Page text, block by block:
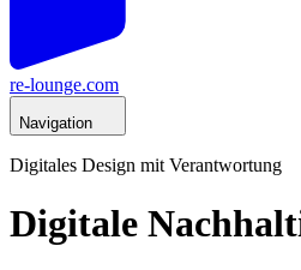
re-lounge.com
Navigation
Digitales Design mit Verantwortung
Digitale